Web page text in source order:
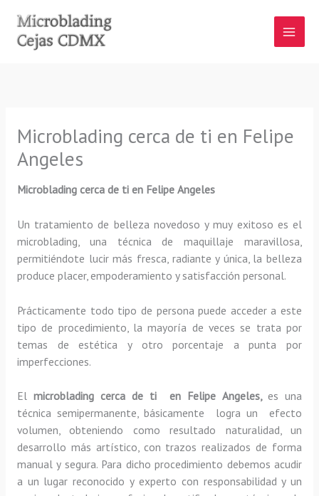
contenido
Microblading cerca de ti en Felipe
Angeles
Microblading cerca de ti en Felipe Angeles
Un tratamiento de belleza novedoso y muy exitoso es el
microblading, una técnica de maquillaje maravillosa,
permitiéndote lucir más fresca, radiante y única, la belleza
produce placer, empoderamiento y satisfacción personal.
Prácticamente todo tipo de persona puede acceder a este
tipo de procedimiento, la mayoría de veces se trata por
temas de estética y otro porcentaje a punta por
imperfecciones.
El microblading cerca de ti en Felipe Angeles, es una
técnica semipermanente, básicamente
logra un efecto
volumen, obteniendo como resultado naturalidad, un
desarrollo más artístico, con trazos realizados de forma
manual y segura. Para dicho procedimiento debemos acudir
a un lugar reconocido y experto con responsabilidad y un